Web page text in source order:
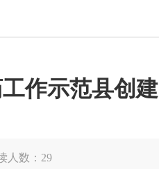
作示范县创建
人数： 29